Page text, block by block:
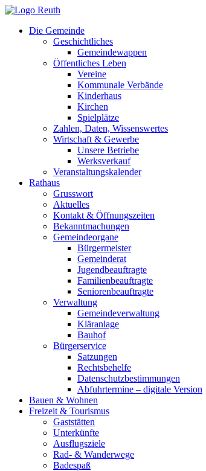
Zum
springenDie Gemeinde
Geschichtliches
Gemeindewappen
Öffentliches Leben
Vereine
Kommunale Verbände
Kinderhaus
Kirchen
Spielplätze
Zahlen, Daten, Wissenswertes
Wirtschaft & Gewerbe
Unsere Betriebe
Werksverkauf
Veranstaltungskalender
Rathaus
Grusswort
Aktuelles
Kontakt & Öffnungszeiten
Bekanntmachungen
Gemeindeorgane
Bürgermeister
Gemeinderat
Jugendbeauftragte
Familienbeauftragte
Seniorenbeauftragte
Verwaltung
Gemeindeverwaltung
Kläranlage
Bauhof
Bürgerservice
Satzungen
Rechtsbehelfe
Datenschutzbestimmungen
Abfuhrtermine – digitale Version
Bauen & Wohnen
Freizeit & Tourismus
Gaststätten
Unterkünfte
Ausflugsziele
Rad- & Wanderwege
Badespaß